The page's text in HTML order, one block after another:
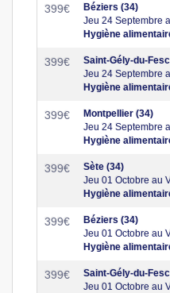
399€
Béziers (34)
Jeu 24 Septembre
Hygiène
399€
Saint-Gély-du-
Jeu 24 Septembre
Hygiène
399€
Montpellier (34)
Jeu 24 Septembre
Hygiène
399€
Sète (34)
Jeu 01 Octobre au
Hygiène
399€
Béziers (34)
Jeu 01 Octobre au
Hygiène
399€
Saint-Gély-du-
Jeu 01 Octobre au